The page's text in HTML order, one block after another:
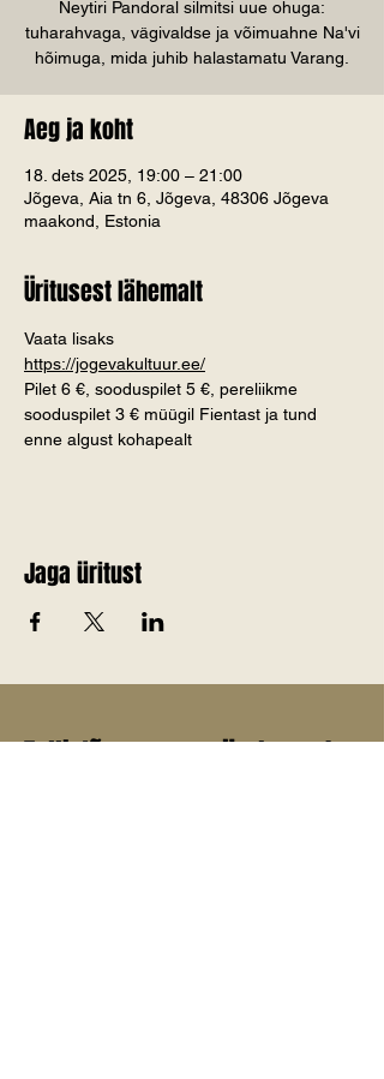
Neytiri Pandoral silmitsi uue ohuga:
tuharahvaga, vägivaldse ja võimuahne Na'vi
hõimuga, mida juhib halastamatu Varang.
Aeg ja koht
18. dets 2025, 19:00 – 21:00
Jõgeva, Aia tn 6, Jõgeva, 48306 Jõgeva
maakond, Estonia
Üritusest lähemalt
Vaata lisaks
https://jogevakultuur.ee/
Pilet 6 €, sooduspilet 5 €, pereliikme
sooduspilet 3 € müügil Fientast ja tund
enne algust kohapealt
Jaga üritust
Telli Jõgevamaa värskemad